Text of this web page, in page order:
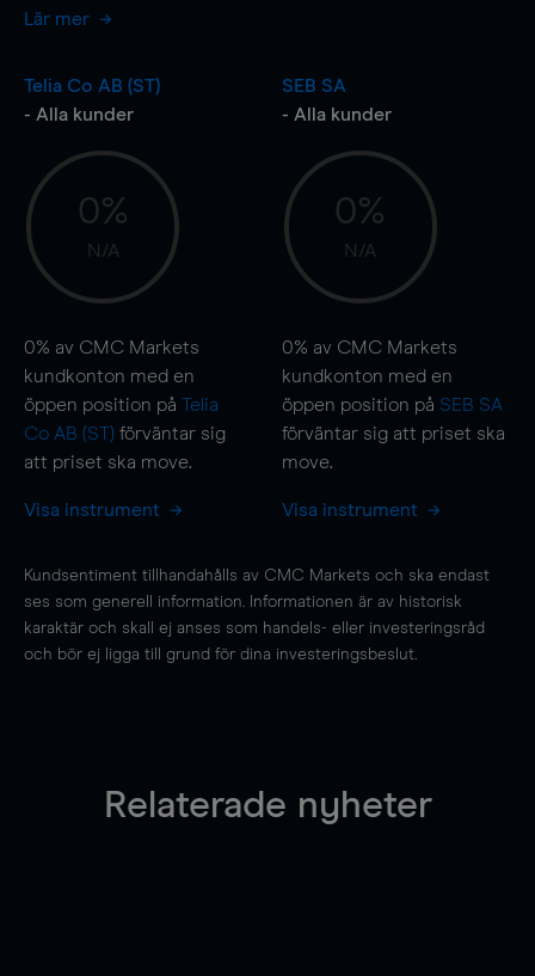
Lär mer
Telia Co AB (ST)
- Alla kunder
0%
N/A
0% av CMC Markets
kundkonton med en
öppen position på Telia
Co AB (ST) förväntar sig
att priset ska move.
Visa instrument
SEB SA
- Alla kunder
0%
N/A
0% av CMC Markets
kundkonton med en
öppen position på SEB SA
förväntar sig att priset ska
move.
Visa instrument
Kundsentiment tillhandahålls av CMC Markets och ska endast
ses som generell information. Informationen är av historisk
karaktär och skall ej anses som handels- eller investeringsråd
och bör ej ligga till grund för dina investeringsbeslut.
Relaterade nyheter